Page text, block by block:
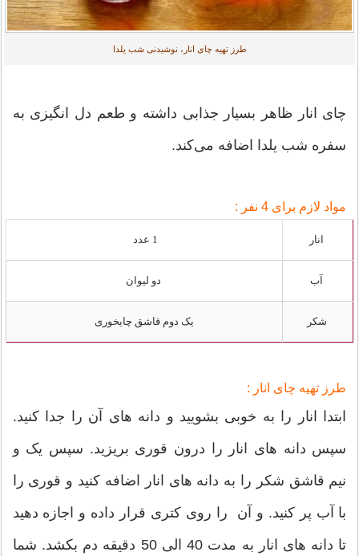
طرز تهیه چای انار، نوشیدنی شب یلدا
چای انار ظاهر بسیار جذابی داشته و طعم دل انگیزی به
سفره شب یلدا اضافه می‌کند.
مواد لازم برای 4 نفر :
انار 1 عدد
آب دو لیوان
شکر یک دوم قاشق چایخوری
طرز تهیه چای انار :
ابتدا انار را به ‌خوبی بشویید و دانه های آن را جدا کنید.
سپس دانه های انار را درون قوری بریزید. سپس یک و
نیم قاشق شکر را به دانه های انار اضافه کنید و قوری را
با آب پر کنید. و آن را روی کتری قرار داده و اجازه دهید
تا دانه های انار به مدت 40 الی 50 دقیقه دم بکشد. شما